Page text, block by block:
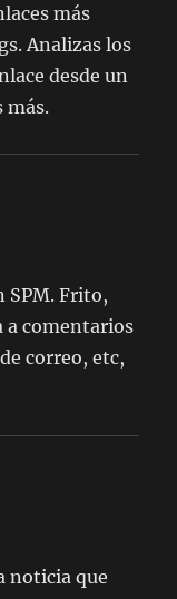
más
Analizas los
desde un
más.
SPM. Frito,
a comentarios
correo, etc,
noticia que